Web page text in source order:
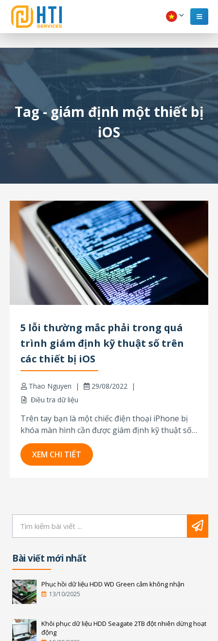
Tag - giám định một thiết bị
iOS
5 lỗi thường mắc phải trong quá
trình giám định kỹ thuật số trên
các thiết bị iOS
Thao Nguyen
29/08/2022
Điều tra dữ liệu
Trên tay bạn là một chiếc điện thoại iPhone bị
khóa màn hình cần được giám định kỹ thuật số
để thu thập dữ liệu bên trong nó. Việc đầu tiên
bạn sẽ làm là gì? Tắt máy, rút thẻ SIM và chuyển
nó cho các chuyên gia giám...
XEM CHI TIẾT
Bài viết mới nhất
Phục hồi dữ liệu HDD WD Green cắm không nhận
13/10/2025
Khôi phục dữ liệu HDD Seagate 2TB đột nhiên dừng hoạt
động